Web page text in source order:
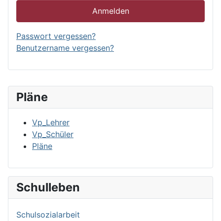
Pläne
Vp_Lehrer
Vp_Schüler
Pläne
Schulleben
Schulsozialarbeit
Anmelden
Passwort vergessen?
Benutzername vergessen?